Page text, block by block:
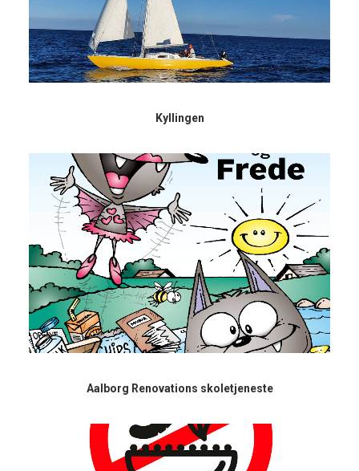
Kyllingen
Aalborg Renovations skoletjeneste